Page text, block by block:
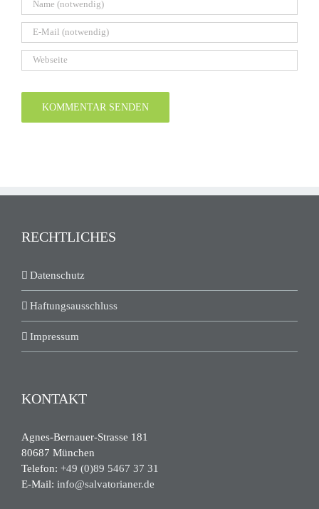
RECHTLICHES
Datenschutz
Haftungsausschluss
Impressum
KONTAKT
Agnes-Bernauer-Strasse 181
80687 München
Telefon: +49 (0)89 5467 37 31
E-Mail: info@salvatorianer.de